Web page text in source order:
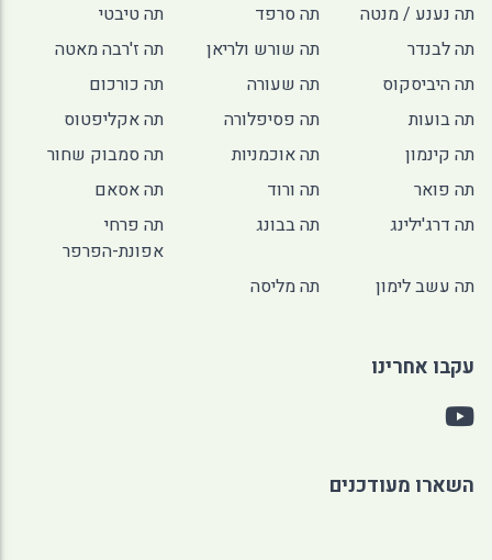
תה נענע / מנטה
תה סרפד
תה טיבטי
תה לבנדר
תה שורש ולריאן
תה ז'רבה מאטה
תה היביסקוס
תה שעורה
תה כורכום
תה בועות
תה פסיפלורה
תה אקליפטוס
תה קינמון
תה אוכמניות
תה סמבוק שחור
תה פואר
תה ורוד
תה אסאם
תה דרג'ילינג
תה בבונג
תה פרחי
אפונת-הפרפר
תה עשב לימון
תה מליסה
עקבו אחרינו
השארו מעודכנים